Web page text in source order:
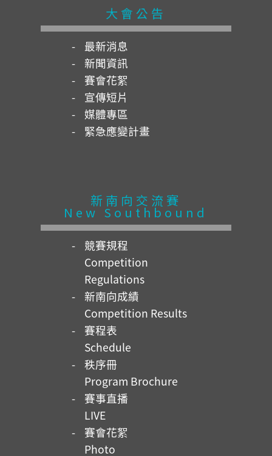
大會公告
最新消息
新聞資訊
賽會花絮
宣傳短片
媒體專區
緊急應變計畫
新南向交流賽
New Southbound
競賽規程
Competition
Regulations
新南向成績
Competition Results
賽程表
Schedule
秩序冊
Program Brochure
賽事直播
LIVE
賽會花絮
Photo